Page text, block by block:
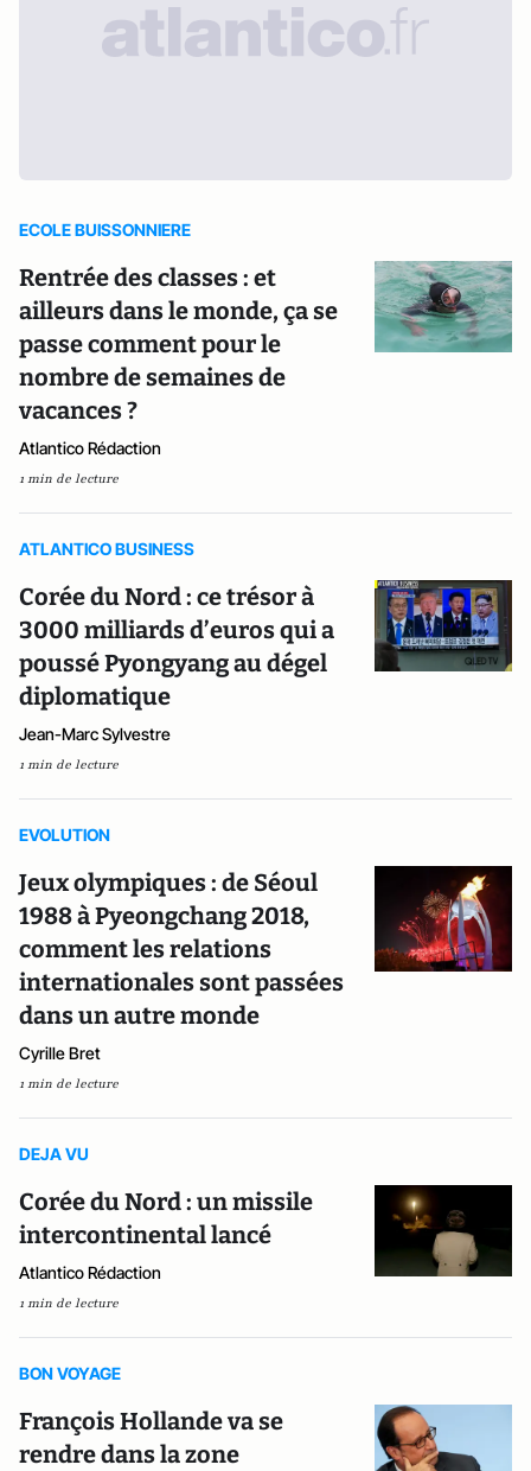
ECOLE BUISSONNIERE
Rentrée des classes : et
ailleurs dans le monde, ça se
passe comment pour le
nombre de semaines de
vacances ?
Atlantico Rédaction
1 min de lecture
ATLANTICO BUSINESS
Corée du Nord : ce trésor à
3000 milliards d’euros qui a
poussé Pyongyang au dégel
diplomatique
Jean-Marc Sylvestre
1 min de lecture
EVOLUTION
Jeux olympiques : de Séoul
1988 à Pyeongchang 2018,
comment les relations
internationales sont passées
dans un autre monde
Cyrille Bret
1 min de lecture
DEJA VU
Corée du Nord : un missile
intercontinental lancé
Atlantico Rédaction
1 min de lecture
BON VOYAGE
François Hollande va se
rendre dans la zone